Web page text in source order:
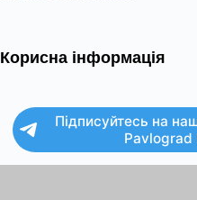
Корисна інформація
Підписуйтесь на